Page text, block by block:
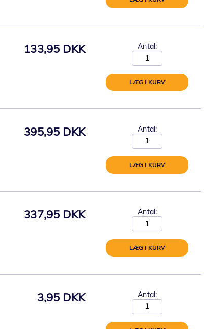
133,95 DKK Antal:
LÆG I KURV
395,95 DKK Antal:
LÆG I KURV
337,95 DKK Antal:
LÆG I KURV
3,95 DKK Antal: